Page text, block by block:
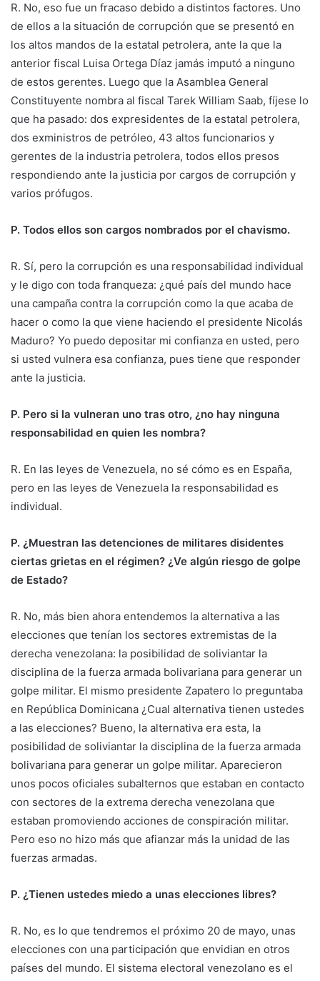
R. No, eso fue un fracaso debido a distintos factores. Uno
de ellos a la situación de corrupción que se presentó en
los altos mandos de la estatal petrolera, ante la que la
anterior fiscal Luisa Ortega Díaz jamás imputó a ninguno
de estos gerentes. Luego que la Asamblea General
Constituyente nombra al fiscal Tarek William Saab, fíjese lo
que ha pasado: dos expresidentes de la estatal petrolera,
dos exministros de petróleo, 43 altos funcionarios y
gerentes de la industria petrolera, todos ellos presos
respondiendo ante la justicia por cargos de corrupción y
varios prófugos.
P. Todos ellos son cargos nombrados por el chavismo.
R. Sí, pero la corrupción es una responsabilidad individual
y le digo con toda franqueza: ¿qué país del mundo hace
una campaña contra la corrupción como la que acaba de
hacer o como la que viene haciendo el presidente Nicolás
Maduro? Yo puedo depositar mi confianza en usted, pero
si usted vulnera esa confianza, pues tiene que responder
ante la justicia.
P. Pero si la vulneran uno tras otro, ¿no hay ninguna
responsabilidad en quien les nombra?
R. En las leyes de Venezuela, no sé cómo es en España,
pero en las leyes de Venezuela la responsabilidad es
individual.
P. ¿Muestran las detenciones de militares disidentes
ciertas grietas en el régimen? ¿Ve algún riesgo de golpe
de Estado?
R. No, más bien ahora entendemos la alternativa a las
elecciones que tenían los sectores extremistas de la
derecha venezolana: la posibilidad de soliviantar la
disciplina de la fuerza armada bolivariana para generar un
golpe militar. El mismo presidente Zapatero lo preguntaba
en República Dominicana ¿Cual alternativa tienen ustedes
a las elecciones? Bueno, la alternativa era esta, la
posibilidad de soliviantar la disciplina de la fuerza armada
bolivariana para generar un golpe militar. Aparecieron
unos pocos oficiales subalternos que estaban en contacto
con sectores de la extrema derecha venezolana que
estaban promoviendo acciones de conspiración militar.
Pero eso no hizo más que afianzar más la unidad de las
fuerzas armadas.
P. ¿Tienen ustedes miedo a unas elecciones libres?
R. No, es lo que tendremos el próximo 20 de mayo, unas
elecciones con una participación que envidian en otros
países del mundo. El sistema electoral venezolano es el